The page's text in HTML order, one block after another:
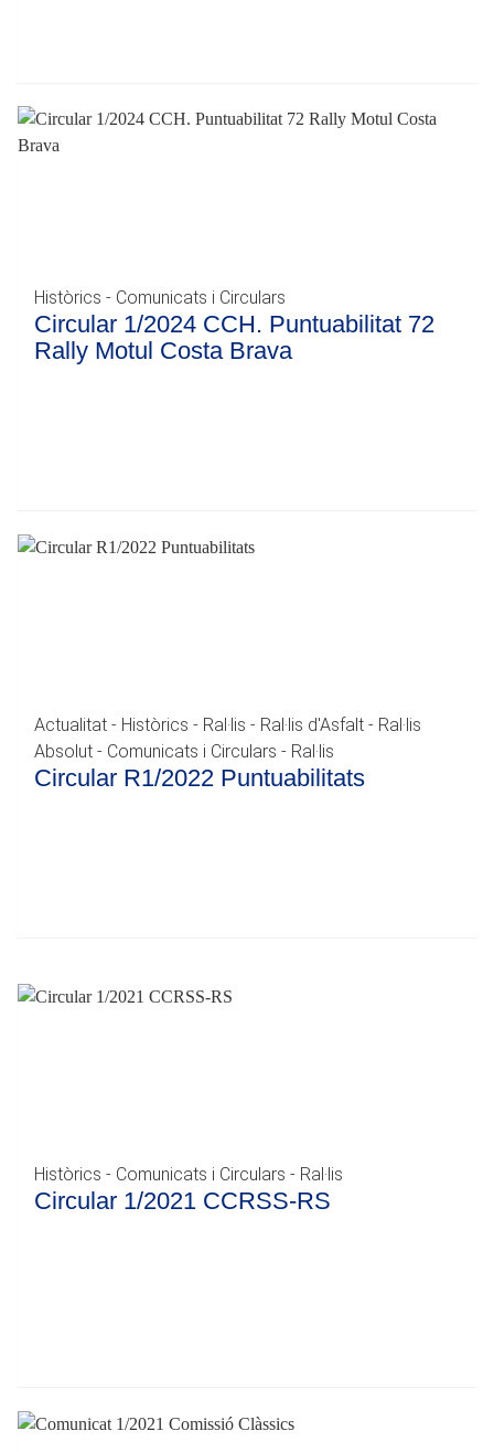
Històrics - Comunicats i Circulars
Circular 1/2024 CCH. Puntuabilitat 72
Rally Motul Costa Brava
Actualitat - Històrics - Ral·lis - Ral·lis d'Asfalt - Ral·lis
Absolut - Comunicats i Circulars - Ral·lis
Circular R1/2022 Puntuabilitats
Històrics - Comunicats i Circulars - Ral·lis
Circular 1/2021 CCRSS-RS